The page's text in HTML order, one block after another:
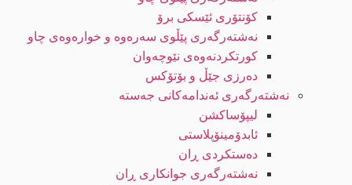
کۆنتۆری ئێسکی برۆ
نەشتەرگەری پێڵوی سەرەوە و خوارەوەی چاو
کورتکردنەوەی نێوچەوان
دەرزی جێڵ و بۆتۆکس
نەشتەرگەری ئەندامەکانی جەستە
لیپۆساکشن
ئابدۆمینۆپلاستی
دەستکردی ڕان
نەشتەرگەری جوانکاری ڕان